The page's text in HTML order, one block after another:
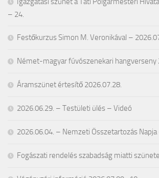
– 24.
Festőkurzus Simon M. Veronikával –
Német-magyar fúvószenekari hangverseny
Áramszünet értesítő 2026.07.28.
2026.06.29. – Testületi ülés – Videó
2026.06.04. – Nemzeti Összetartozás Napja
Fogászati rendelés szabadság miatti